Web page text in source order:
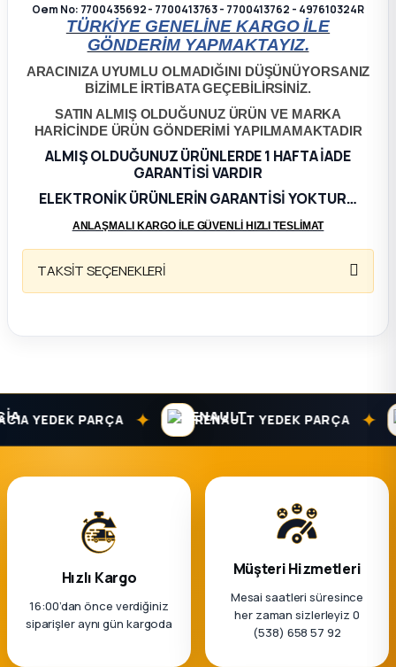
Parça
Parça
Oem No: 7700435692 - 7700413763 - 7700413762 - 497610324R
TÜRKİYE GENELİNE KARGO İLE
GÖNDERİM YAPMAKTAYIZ.
ARACINIZA UYUMLU OLMADIĞINI DÜŞÜNÜYORSANIZ
BİZİMLE İRTİBATA GEÇEBİLİRSİNİZ.
SATIN ALMIŞ OLDUĞUNUZ ÜRÜN VE MARKA
HARİCİNDE ÜRÜN GÖNDERİMİ YAPILMAMAKTADIR
ALMIŞ OLDUĞUNUZ ÜRÜNLERDE 1 HAFTA İADE
GARANTİSİ VARDIR
ELEKTRONİK ÜRÜNLERİN GARANTİSİ YOKTUR…
ANLAŞMALI KARGO İLE GÜVENLİ HIZLI TESLİMAT
TAKSİT SEÇENEKLERİ
YEDEK PARÇA ✦ RENAULT YEDEK PARÇA ✦
Hızlı Kargo
16:00’dan önce verdiğiniz
siparişler aynı gün kargoda
Müşteri Hizmetleri
Mesai saatleri süresince
her zaman sizlerleyiz 0
(538) 658 57 92